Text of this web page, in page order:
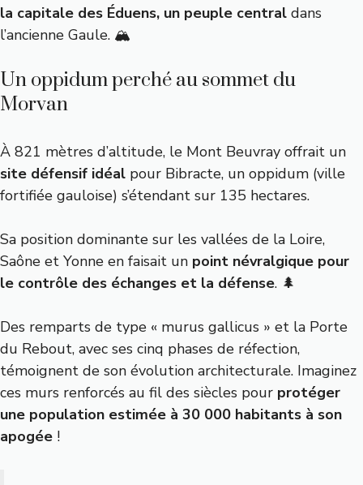
la capitale des Éduens, un peuple central dans
l’ancienne Gaule. 🏔️
Un oppidum perché au sommet du
Morvan
À 821 mètres d’altitude, le Mont Beuvray offrait un
site défensif idéal pour Bibracte, un oppidum (ville
fortifiée gauloise) s’étendant sur 135 hectares.
Sa position dominante sur les vallées de la Loire,
Saône et Yonne en faisait un point névralgique pour
le contrôle des échanges et la défense. 🌲
Des remparts de type « murus gallicus » et la Porte
du Rebout, avec ses cinq phases de réfection,
témoignent de son évolution architecturale. Imaginez
ces murs renforcés au fil des siècles pour protéger
une population estimée à 30 000 habitants à son
apogée !